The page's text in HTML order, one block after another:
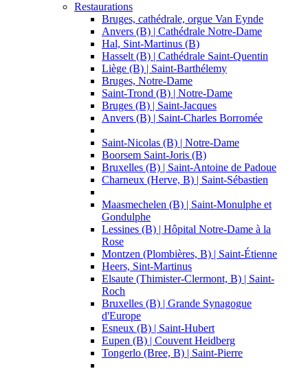
Restaurations
Bruges, cathédrale, orgue Van Eynde
Anvers (B) | Cathédrale Notre-Dame
Hal, Sint-Martinus (B)
Hasselt (B) | Cathédrale Saint-Quentin
Liège (B) | Saint-Barthélemy
Bruges, Notre-Dame
Saint-Trond (B) | Notre-Dame
Bruges (B) | Saint-Jacques
Anvers (B) | Saint-Charles Borromée
Saint-Nicolas (B) | Notre-Dame
Boorsem Saint-Joris (B)
Bruxelles (B) | Saint-Antoine de Padoue
Charneux (Herve, B) | Saint-Sébastien
Maasmechelen (B) | Saint-Monulphe et
Gondulphe
Lessines (B) | Hôpital Notre-Dame à la
Rose
Montzen (Plombières, B) | Saint-Étienne
Heers, Sint-Martinus
Elsaute (Thimister-Clermont, B) | Saint-
Roch
Bruxelles (B) | Grande Synagogue
d'Europe
Esneux (B) | Saint-Hubert
Eupen (B) | Couvent Heidberg
Tongerlo (Bree, B) | Saint-Pierre